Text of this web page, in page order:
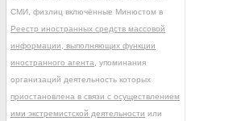
СМИ, физлиц включённые Минюстом в
Реестр иностранных средств массовой
информации, выполняющих функции
иностранного агента , упоминания
организаций деятельность которых
приостановлена в связи с осуществлением
ими экстремистской деятельности или